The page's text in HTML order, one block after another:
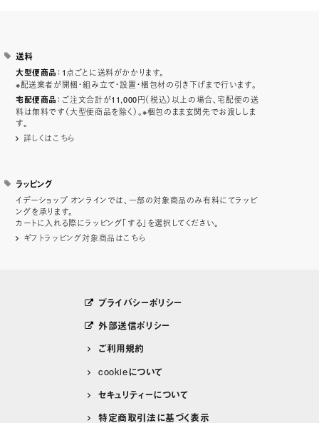
送料
大型便商品 ：1点ごとに送料がかかります。
※配送業者が開梱・組み立て・設置・梱包材の引き下げまで行います。
宅配便商品 ：ご注文合計が11,000円（税込）以上の場合、宅配便の送
料は無料です（大型便商品を除く）。※梱包のまま玄関先でお渡ししま
す。
詳しくはこちら
ラッピング
イデーショップ オンラインでは、一部の対象商品のみ有料にてラッピ
ングを承ります。
カートに入れる際にラッピング「する」を選択してください。
ギフトラッピング対象商品はこちら
プライバシーポリシー
外部送信ポリシー
ご利用規約
cookieについて
セキュリティーについて
特定商取引法に基づく表示